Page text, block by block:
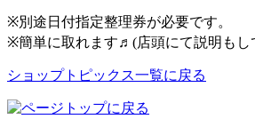
※別途日付指定整理券が必要です。
※簡単に取れます♬(店頭にて説明もし
ショップトピックス一覧に戻る